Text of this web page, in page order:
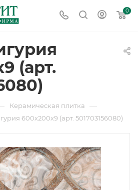
0
(арт.
Керамическая плитка —
600х200х9 (арт. 501703156080)